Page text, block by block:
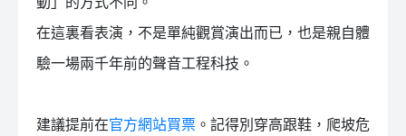
在這裏看表演，不是單純觀賞演出而已，也是親自體
驗一場兩千年前的聲音工程科技。
建議提前在官方網站買票 。記得別穿高跟鞋，爬坡危